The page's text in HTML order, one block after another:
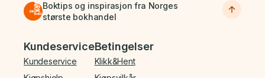
Boktips og inspirasjon fra Norges
største bokhandel
Bunnmeny
Kundeservice
Kundeservice
Betingelser
Klikk&Hent